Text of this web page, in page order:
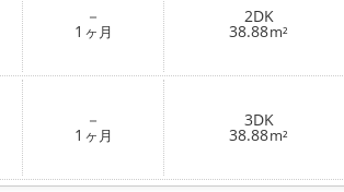
－
1 ヶ月
2DK
38.88m²
－
1 ヶ月
3DK
38.88m²